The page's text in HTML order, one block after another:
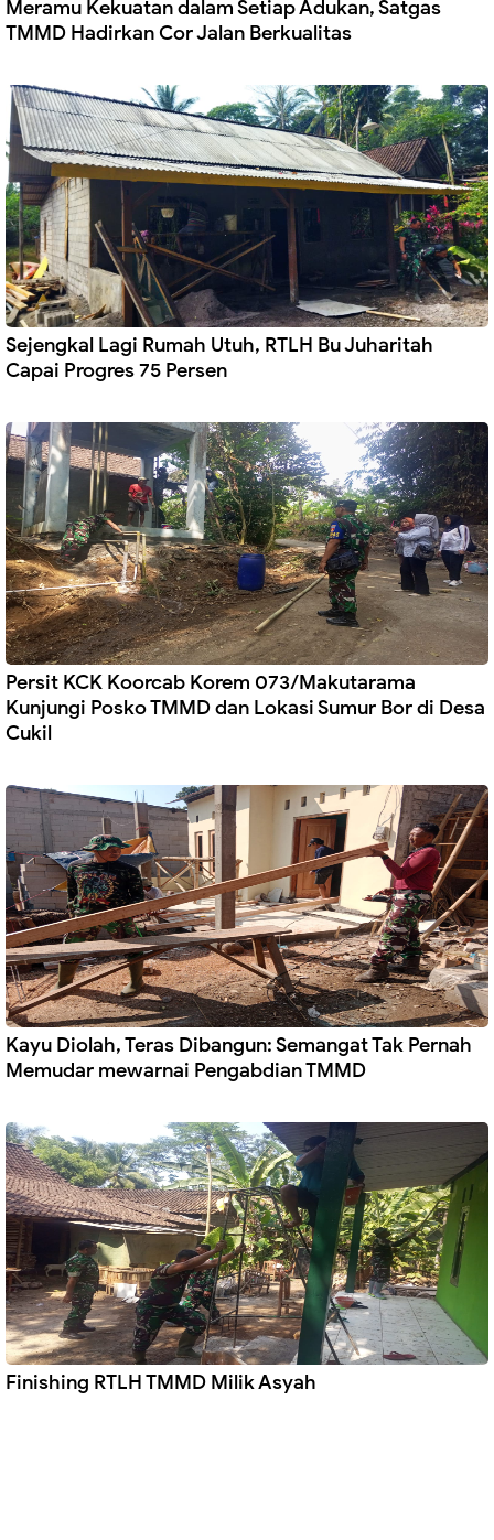
Meramu Kekuatan dalam Setiap Adukan, Satgas
TMMD Hadirkan Cor Jalan Berkualitas
Sejengkal Lagi Rumah Utuh, RTLH Bu Juharitah
Capai Progres 75 Persen
Persit KCK Koorcab Korem 073/Makutarama
Kunjungi Posko TMMD dan Lokasi Sumur Bor di Desa
Cukil
Kayu Diolah, Teras Dibangun: Semangat Tak Pernah
Memudar mewarnai Pengabdian TMMD
Finishing RTLH TMMD Milik Asyah